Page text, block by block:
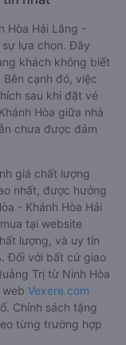
Hòa Hải Lăng -
lựa chọn. Đây
khách không biết
Bên cạnh đó, việc
sau khi đặt vé
Hòa giữa nhà
chưa được đảm
giá chất lượng
nhất, được hưởng
- Khánh Hòa Hải
tại website
lượng, và uy tín
Đối với bất cứ giao
Trị từ Ninh Hòa
Vexere.com
Chính sách tặng
từng trường hợp